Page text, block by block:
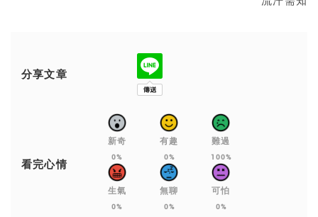
分享文章
看完心情
新奇
0%
有趣
0%
難過
100%
生氣
0%
無聊
0%
可怕
0%